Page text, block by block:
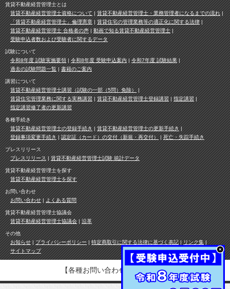
賃貸不動産経営管理士とは
賃貸不動産経営管理士資格について
賃貸不動産経営管理士・業務管理者になるまでの流れ
「賃貸不動産経営管理士」倫理憲章
賃貸住宅の管理業務等の適正化に関する法律
賃貸不動産経営管理士 合格者の声
動画で知る賃貸不動産経営管理士
受験申込者数および受験者に関するデータ
試験について
令和8年度 試験実施要領
令和8年度 受験申込案内
令和7年度 試験結果
過去の試験問題一覧
書籍のご案内
講習について
賃貸不動産経営管理士講習（試験の一部（5問）免除）
賃貸住宅管理業務に関する実務講習
賃貸不動産経営管理士登録講習
指定講習
指定講習修了者の更新講習
各種手続き
賃貸不動産経営管理士の登録手続き
賃貸不動産経営管理士の更新手続き
登録事項変更手続き
認定証（カード）の交付（新規・再交付） 死亡・失踪手続き
プレスリリース
プレスリリース
賃貸不動産経営管理士試験 統計データ
賃貸不動産経営管理士を探す
賃貸不動産経営管理士を探す
お問い合わせ
お問い合わせ
よくある質問
賃貸不動産経営管理士協議会
賃貸不動産経営管理士協議会
沿革
その他
お知らせ
プライバシーポリシー 特定商取引に関する法律に基づく表記
リンク集
サイトマップ
【各種お問い合わせ先は こちら】